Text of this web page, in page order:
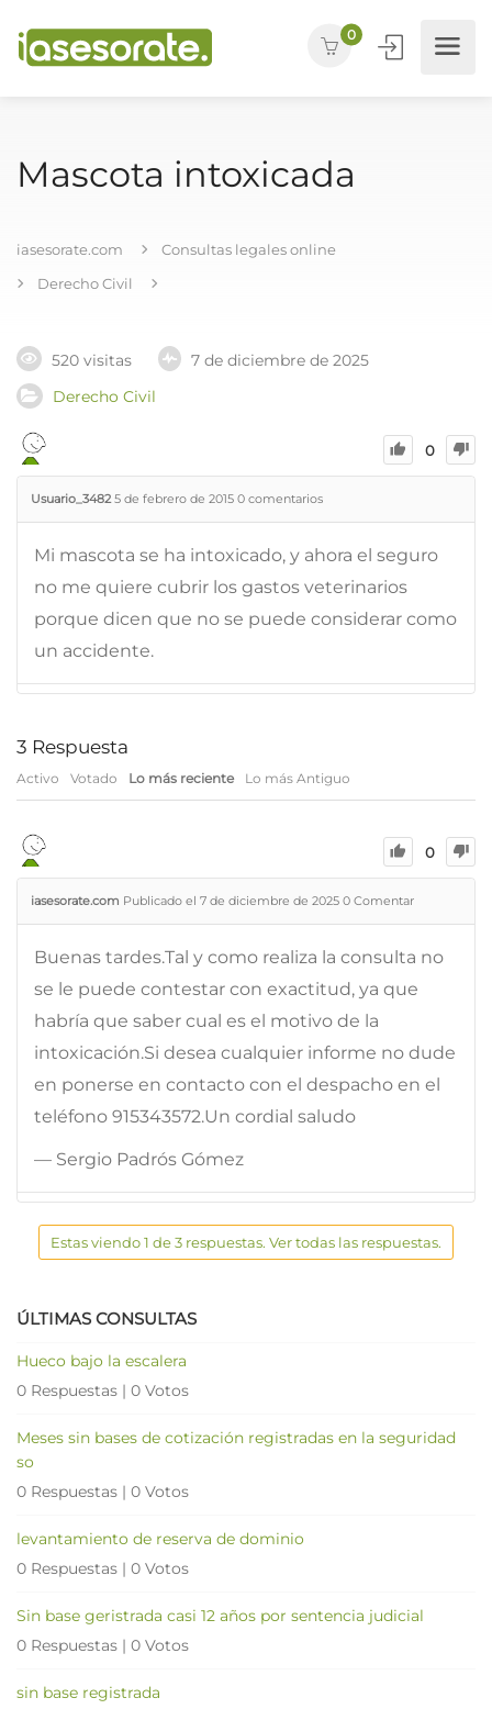
0
Mascota intoxicada
iasesorate.com
Consultas legales online
Derecho Civil
520 visitas
7 de diciembre de 2025
Derecho Civil
0
Usuario_3482 5 de febrero de 2015 0 comentarios
Mi mascota se ha intoxicado, y ahora el seguro
no me quiere cubrir los gastos veterinarios
porque dicen que no se puede considerar como
un accidente.
3 Respuesta
Activo Votado Lo más reciente Lo más Antiguo
0
iasesorate.com Publicado el 7 de diciembre de 2025 0 Comentar
Buenas tardes.Tal y como realiza la consulta no
se le puede contestar con exactitud, ya que
habría que saber cual es el motivo de la
intoxicación.Si desea cualquier informe no dude
en ponerse en contacto con el despacho en el
teléfono 915343572.Un cordial saludo
— Sergio Padrós Gómez
Estas viendo 1 de 3 respuestas. Ver todas las respuestas.
ÚLTIMAS CONSULTAS
Hueco bajo la escalera
0 Respuestas | 0 Votos
Meses sin bases de cotización registradas en la seguridad
so
0 Respuestas | 0 Votos
levantamiento de reserva de dominio
0 Respuestas | 0 Votos
Sin base geristrada casi 12 años por sentencia judicial
0 Respuestas | 0 Votos
sin base registrada